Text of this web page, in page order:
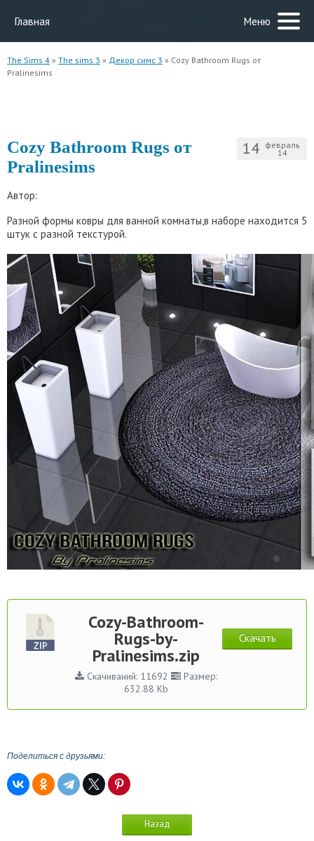
Главная Меню
The Sims 4 » The sims 3 » Декор симс 3 » Cozy Bathroom Rugs от
Pralinesims
14 февраль
14
Cozy Bathroom Rugs от
Pralinesims
Автор:
Разной формы ковры для ванной комнаты,в наборе находится 5
штук с разной текстурой.
Cozy-Bathroom-
Rugs-by-
Pralinesims.zip
Скачиваний: 11692
Размер:
632.88 Kb
Скачать
Поделиться с друзьями:
Назад